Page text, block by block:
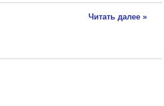
Читать далее »